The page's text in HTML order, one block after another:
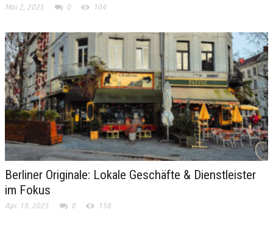
Mai 2, 2025 0 104
Berliner Originale: Lokale Geschäfte & Dienstleister
im Fokus
Apr. 19, 2025 0 156